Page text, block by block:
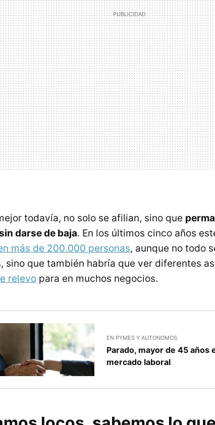
todavía, no solo se afilian, sino que
darse de baja. En los últimos cinco años
más de 200.000 personas, aunque no todo
sino que también habría que ver diferentes
relevo para en muchos negocios.
EN PYMES Y AUTONOMOS
Parado, mayor de 45 años
mercado laboral